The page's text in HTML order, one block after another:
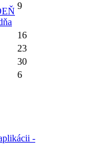
9
16
23
30
6
-